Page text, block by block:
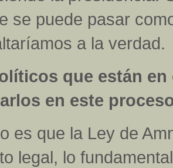
se puede pasar
a la verdad.
que están en
en este
es que la Ley de
legal, lo